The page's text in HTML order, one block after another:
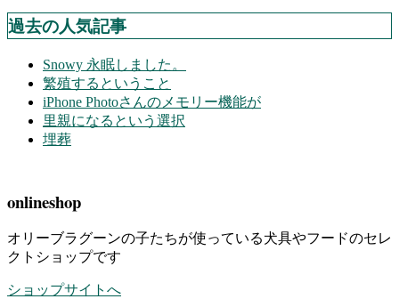
過去の人気記事
Snowy 永眠しました。
繁殖するということ
iPhone Photoさんのメモリー機能が
里親になるという選択
埋葬
onlineshop
オリーブラグーンの子たちが使っている犬具やフードのセレ
クトショップです
ショップサイトへ